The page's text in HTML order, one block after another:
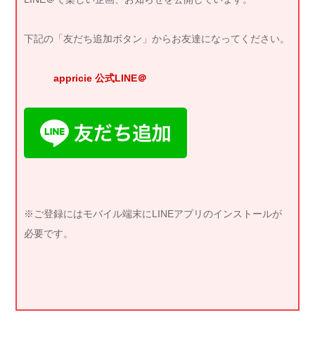
下記の「友だち追加ボタン」からお友達になってください。
appricie 公式LINE＠
※ご登録にはモバイル端末にLINEアプリのインストールが
必要です。